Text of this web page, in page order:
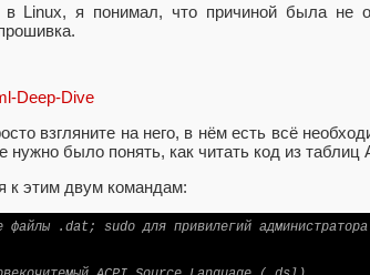
Linux, я понимал, что причиной была не
Deep-Dive
взгляните на него, в нём есть всё
нужно было понять, как читать код из таблиц
к этим двум командам:
файлы .dat; sudo для привилегий